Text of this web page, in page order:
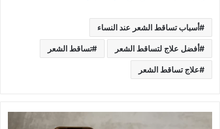
أسباب تساقط الشعر عند النساء
أفضل علاج لتساقط الشعر تساقط الشعر
علاج تساقط الشعر